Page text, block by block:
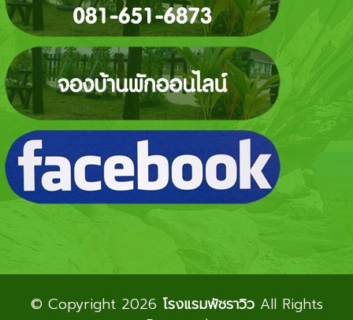
© Copyright 2026 โรงแรมพัชราวิวAll Rights